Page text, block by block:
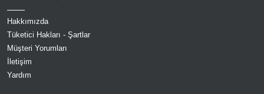
Hakkımızda
Tüketici Hakları - Şartlar
Müşteri Yorumları
İletişim
Yardım